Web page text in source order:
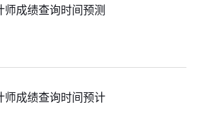
成绩查询时间预测
成绩查询时间预计